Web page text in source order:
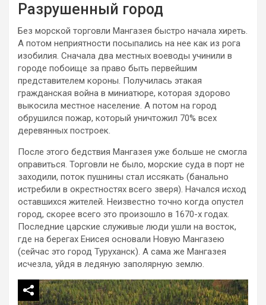
Разрушенный город
Без морской торговли Мангазея быстро начала хиреть.
А потом неприятности посыпались на нее как из рога
изобилия. Сначала два местных воеводы учинили в
городе побоище за право быть первейшим
представителем короны. Получилась этакая
гражданская война в миниатюре, которая здорово
выкосила местное население. А потом на город
обрушился пожар, который уничтожил 70% всех
деревянных построек.
После этого бедствия Мангазея уже больше не смогла
оправиться. Торговли не было, морские суда в порт не
заходили, поток пушнины стал иссякать (банально
истребили в окрестностях всего зверя). Начался исход
оставшихся жителей. Неизвестно точно когда опустел
город, скорее всего это произошло в 1670-х годах.
Последние царские служивые люди ушли на восток,
где на берегах Енисея основали Новую Мангазею
(сейчас это город Туруханск). А сама же Мангазея
исчезла, уйдя в ледяную заполярную землю.